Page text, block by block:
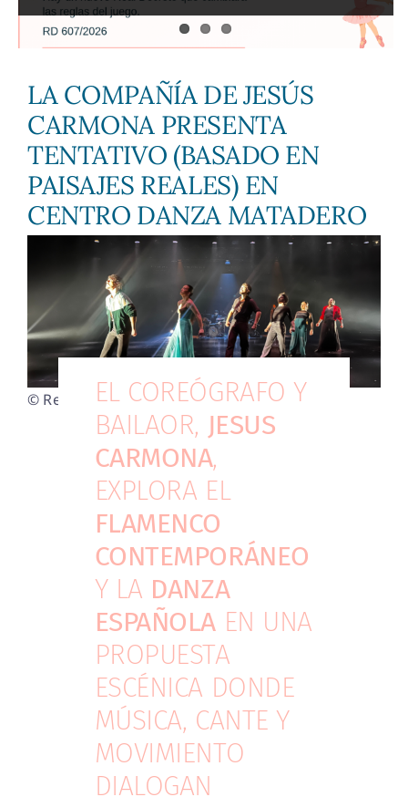
Contacto
LA COMPAÑÍA DE JESÚS
CARMONA PRESENTA
TENTATIVO (BASADO EN
PAISAJES REALES) EN
CENTRO DANZA MATADERO
© ReadytodanceEL COREÓGRAFO Y
BAILAOR, JESUS
CARMONA,
EXPLORA EL
FLAMENCO
CONTEMPORÁNEO
Y LA DANZA
ESPAÑOLA EN UNA
PROPUESTA
ESCÉNICA DONDE
MÚSICA, CANTE Y
MOVIMIENTO
DIALOGAN